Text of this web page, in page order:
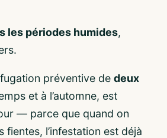
les périodes humides,
préventive de deux
et à l’automne, est
— parce que quand on
fientes, l’infestation est déjà